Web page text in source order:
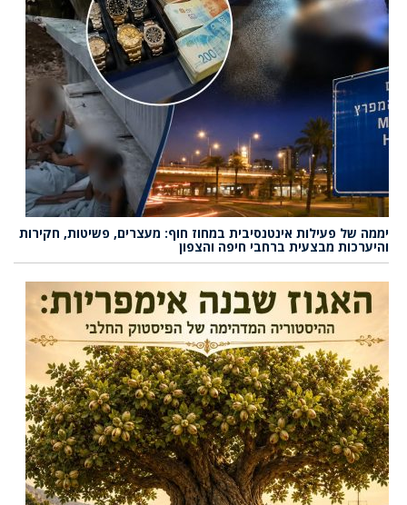
יממה של פעילות אינטנסיבית במחוז חוף: מעצרים, פשיטות, חקירות
והיערכות מבצעית ברחבי חיפה והצפון